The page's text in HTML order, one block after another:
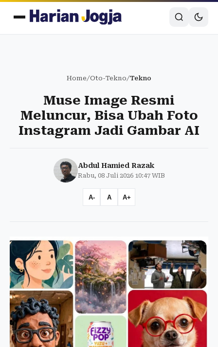
Home/Oto-Tekno/Tekno
Muse Image Resmi
Meluncur, Bisa Ubah Foto
Instagram Jadi Gambar AI
Abdul Hamied Razak
Rabu, 08 Juli 2026 10:47 WIB
A- A A+